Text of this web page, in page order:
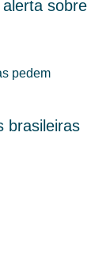
sobre
brasileiras